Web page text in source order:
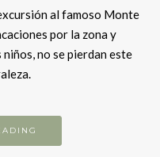
al famoso Monte
por la zona y
no se pierdan este